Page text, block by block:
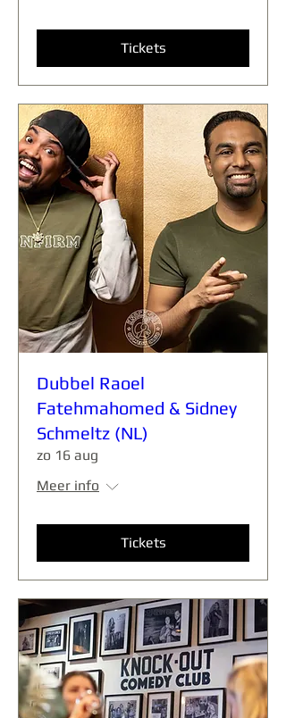
Tickets
Dubbel Raoel
Fatehmahomed & Sidney
Schmeltz (NL)
zo 16 aug
Meer info
Tickets